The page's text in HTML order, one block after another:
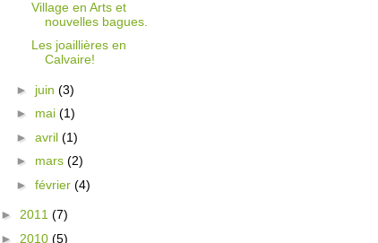
Village en Arts et
nouvelles bagues.
Les joaillières en
Calvaire!
► juin (3)
► mai (1)
► avril (1)
► mars (2)
► février (4)
► 2011 (7)
► 2010 (5)